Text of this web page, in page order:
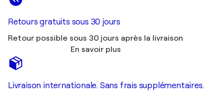
Retours gratuits sous 30 jours
Retour possible sous 30 jours après la livraison
En savoir plus
Livraison internationale. Sans frais supplémentaires.